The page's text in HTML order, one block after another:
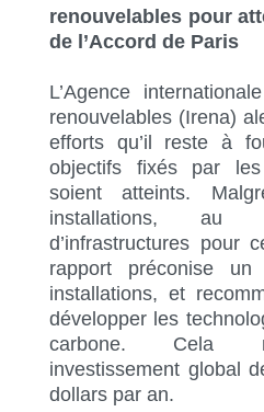
renouvelables pour
de l’Accord de Paris
L’Agence
renouvelables (Irena)
efforts qu’il reste à
objectifs fixés par
soient atteints.
installations, au
d’infrastructures pour
rapport préconise
installations, et
développer les
carbone. Cela
investissement global
dollars par an.